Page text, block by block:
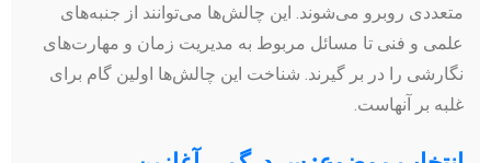
متعددی روبرو می‌شوند. این چالش‌ها می‌توانند از جنبه‌های
علمی و فنی تا مسائل مربوط به مدیریت زمان و مهارت‌های
نگارشی را در بر گیرند. شناخت این چالش‌ها اولین گام برای
غلبه بر آنهاست.